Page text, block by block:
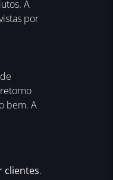
A
por
bem. A
clientes.